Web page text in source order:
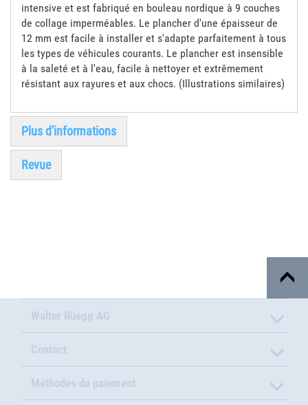
intensive et est fabriqué en bouleau nordique à 9 couches
de collage imperméables. Le plancher d'une épaisseur de
12 mm est facile à installer et s'adapte parfaitement à tous
les types de véhicules courants. Le plancher est insensible
à la saleté et à l'eau, facile à nettoyer et extrêmement
résistant aux rayures et aux chocs. (Illustrations similaires)
Plus d'informations
Revue
Walter Rüegg AG
Contact
Méthodes de paiement